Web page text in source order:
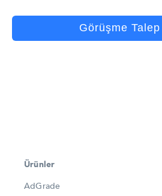
Görüşme
Ürünler
AdGrade